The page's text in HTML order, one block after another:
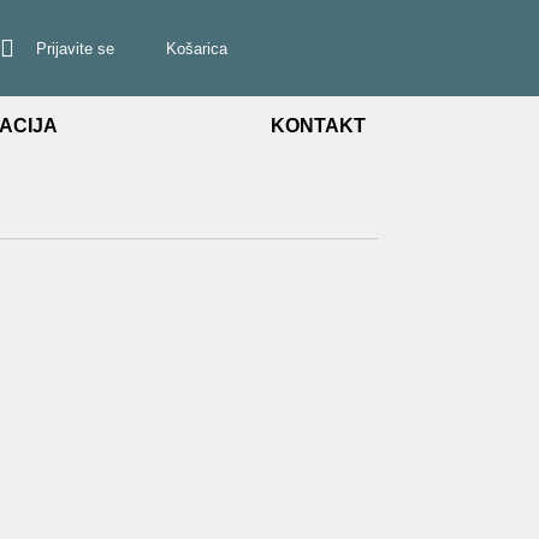
Prijavite se Košarica
KONTAKT